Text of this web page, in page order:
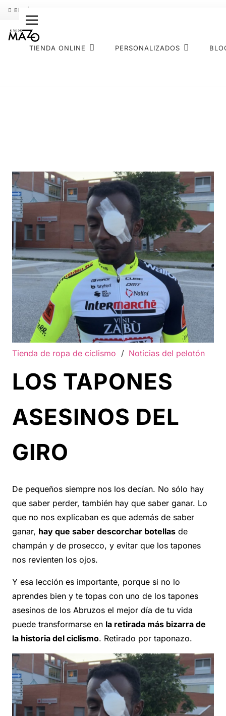
ENVÍO GRATIS
TIENDA ONLINE PERSONALIZADOS
Tienda de ropa de ciclismo / Noticias del pelotón
LOS TAPONES
ASESINOS DEL
GIRO
De pequeños siempre nos los decían. No sólo hay
que saber perder, también hay que saber ganar. Lo
que no nos explicaban es que además de saber
ganar, hay que saber descorchar botellas de
champán y de prosecco, y evitar que los tapones
nos revienten los ojos.
Y esa lección es importante, porque si no lo
aprendes bien y te topas con uno de los tapones
asesinos de los Abruzos el mejor día de tu vida
puede transformarse en la retirada más bizarra de
la historia del ciclismo. Retirado por taponazo.